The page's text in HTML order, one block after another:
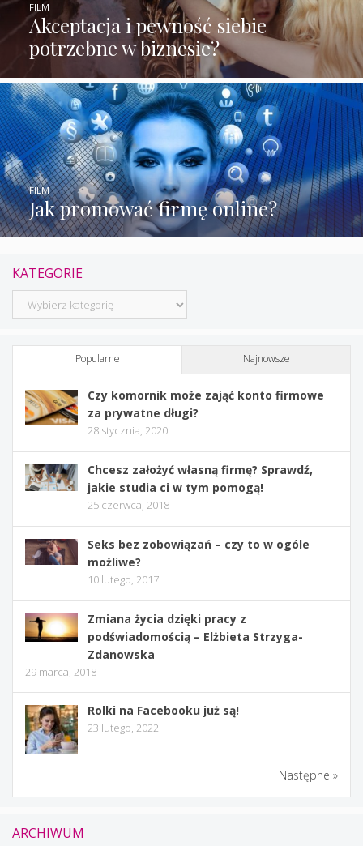
Akceptacja i pewność siebie
potrzebne w biznesie?
FILM
Jak promować firmę online?
FILM
KATEGORIE
Kategorie
Popularne Najnowsze
Czy komornik może zająć konto firmowe
za prywatne długi?
28 stycznia, 2020
Chcesz założyć własną firmę? Sprawdź,
jakie studia ci w tym pomogą!
25 czerwca, 2018
Seks bez zobowiązań – czy to w ogóle
możliwe?
10 lutego, 2017
Zmiana życia dzięki pracy z
podświadomością – Elżbieta Strzyga-
Zdanowska
29 marca, 2018
Rolki na Facebooku już są!
23 lutego, 2022
Następne »
ARCHIWUM